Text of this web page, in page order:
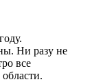
Ни разу не
все